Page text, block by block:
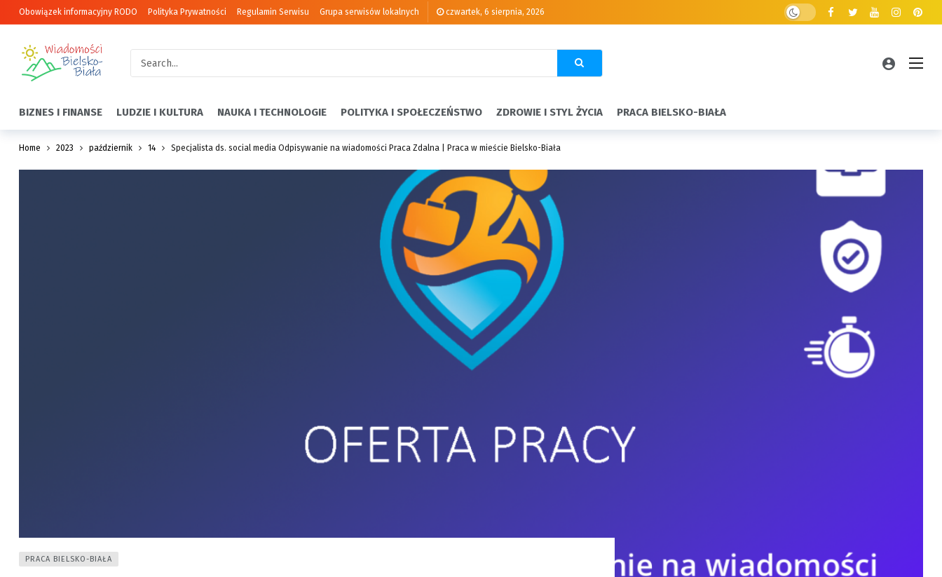
Obowiązek informacyjny RODO Polityka Prywatności Regulamin Serwisu Grupa serwisów lokalnych czwartek, 6 sierpnia, 2026
BIZNES I FINANSE LUDZIE I KULTURA NAUKA I TECHNOLOGIE POLITYKA I SPOŁECZEŃSTWO ZDROWIE I STYL ŻYCIA PRACA BIELSKO-BIAŁA
Home 2023 październik 14 Specjalista ds. social media Odpisywanie na wiadomości Praca Zdalna | Praca w mieście Bielsko-Biała
PRACA BIELSKO-BIAŁA